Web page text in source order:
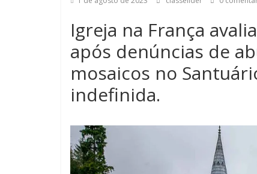
Igreja na França
após denúncias de
mosaicos no
indefinida.